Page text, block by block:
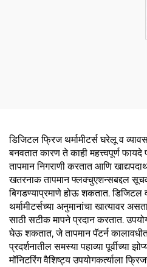
डिजिटल फ्रिज थर्मामीटर्स घरेलू व
बनवतात कारण ते काही महत्त्वपूर्ण फायदे
तापमान निगराणी करतात आणि
खतरनाक तापमान फ्लक्चुएशन्सबद्दल
बिगडण्याप्रमाणे होऊ शकतात. डिजिटल
थर्मामीटर्सच्या अनुमानांचा खात्यावर
साठी सटीक मापने प्रदान करतात.
घेऊ शकतात, जे तापमान पॅटर्न
प्रदर्शनातील समस्या पहाव्या पूर्वीच्या
मॉनिटरिंग वैशिष्ट्य उपयोगकर्त्याला